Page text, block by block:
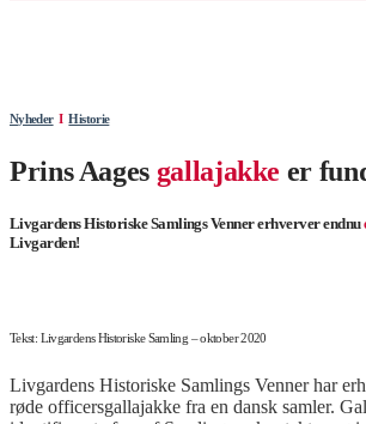
NyhederΙHistorie
Prins Aages gallajakke er
Livgardens Historiske Samlings Venner erhverver endnu
Livgarden!
Tekst: Livgardens Historiske Samling – oktober 2020
Livgardens Historiske Samlings Venner har
røde officersgallajakke fra en dansk samler.